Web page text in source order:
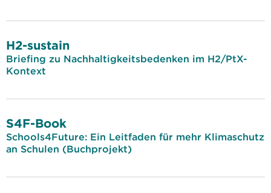
H2-sustain
Briefing zu Nachhaltigkeitsbedenken im H2/PtX-
Kontext
S4F-Book
Schools4Future: Ein Leitfaden für mehr Klimaschutz
an Schulen (Buchprojekt)